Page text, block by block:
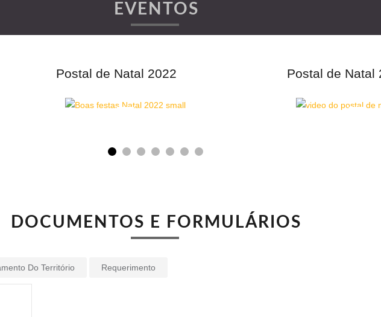
EVENTOS
Postal de Natal 2022 Postal de Natal
DOCUMENTOS E FORMULÁRIOS
Do Território Requerimento